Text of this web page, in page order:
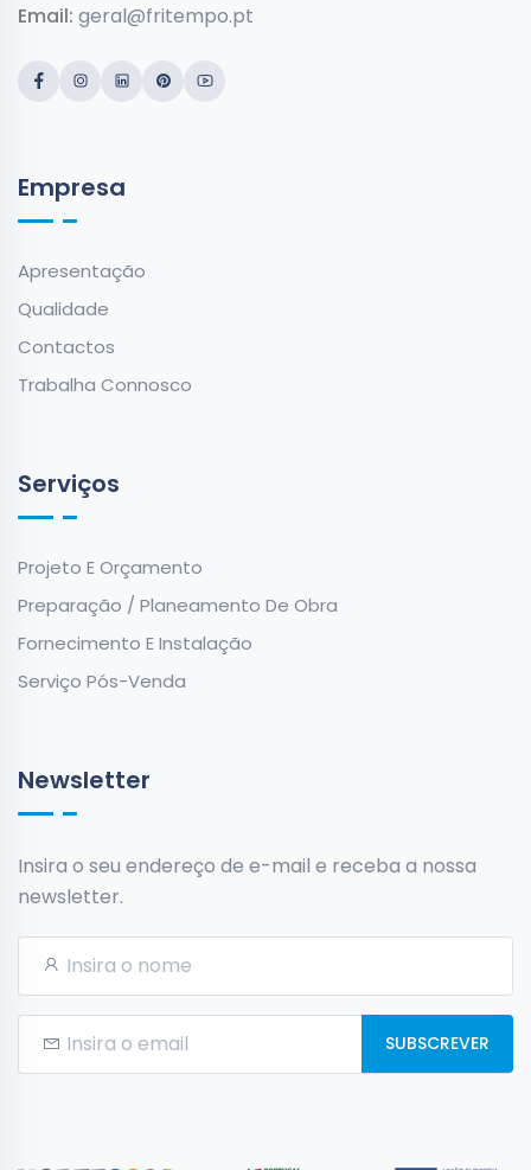
Email: geral@fritempo.pt
Empresa
Apresentação
Qualidade
Contactos
Trabalha Connosco
Serviços
Projeto E Orçamento
Preparação / Planeamento De Obra
Fornecimento E Instalação
Serviço Pós-Venda
Newsletter
Insira o seu endereço de e-mail e receba a nossa
newsletter.
SUBSCREVER